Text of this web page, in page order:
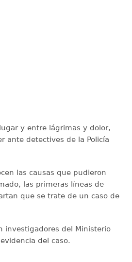
y entre lágrimas y dolor,
ante detectives de la Policía
las causas que pudieron
las primeras líneas de
que se trate de un caso de
investigadores del Ministerio
del caso.